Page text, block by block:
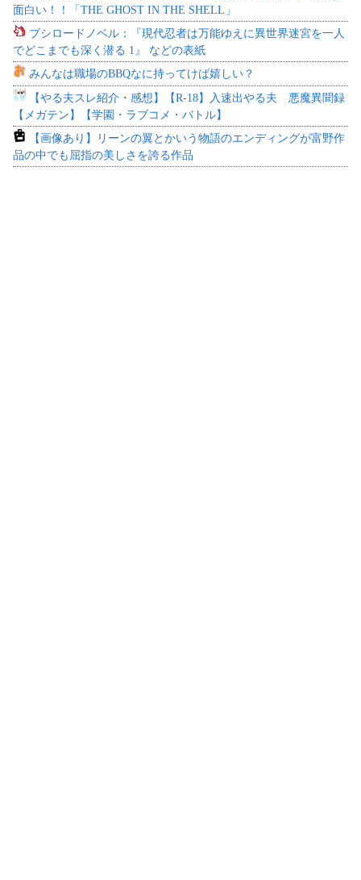
面白い！！「THE GHOST IN THE SHELL」
ブシロードノベル：『現代忍者は万能ゆえに異世界迷宮を一人
でどこまでも深く潜る 1』 などの表紙
みんなは職場のBBQなに持ってけば嬉しい？
【やる夫スレ紹介・感想】【R-18】入速出やる夫 悪魔異聞録
【メガテン】【学園・ラブコメ・バトル】
【画像あり】リーンの翼とかいう物語のエンディングが富野作
品の中でも屈指の美しさを誇る作品